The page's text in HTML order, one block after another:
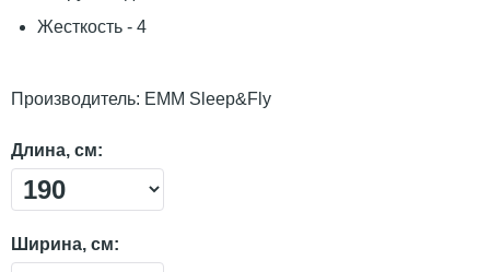
Жесткость - 4
Производитель: ЕММ Sleep&Fly
Длина, см:
Ширина, см: